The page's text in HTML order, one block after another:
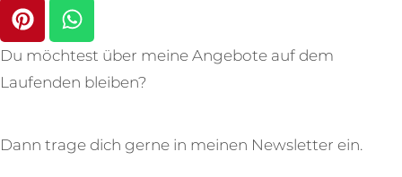
Du möchtest über meine Angebote auf dem
Laufenden bleiben?
Dann trage dich gerne in meinen Newsletter ein.